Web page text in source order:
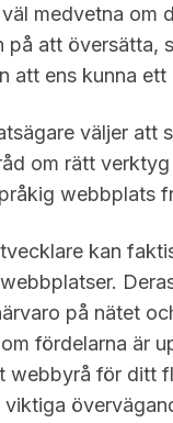
medvetna om
på att översätta,
att ens kunna
väljer att
om rätt
webbplats
kan
på nätet
fördelarna är
webbyrå för ditt